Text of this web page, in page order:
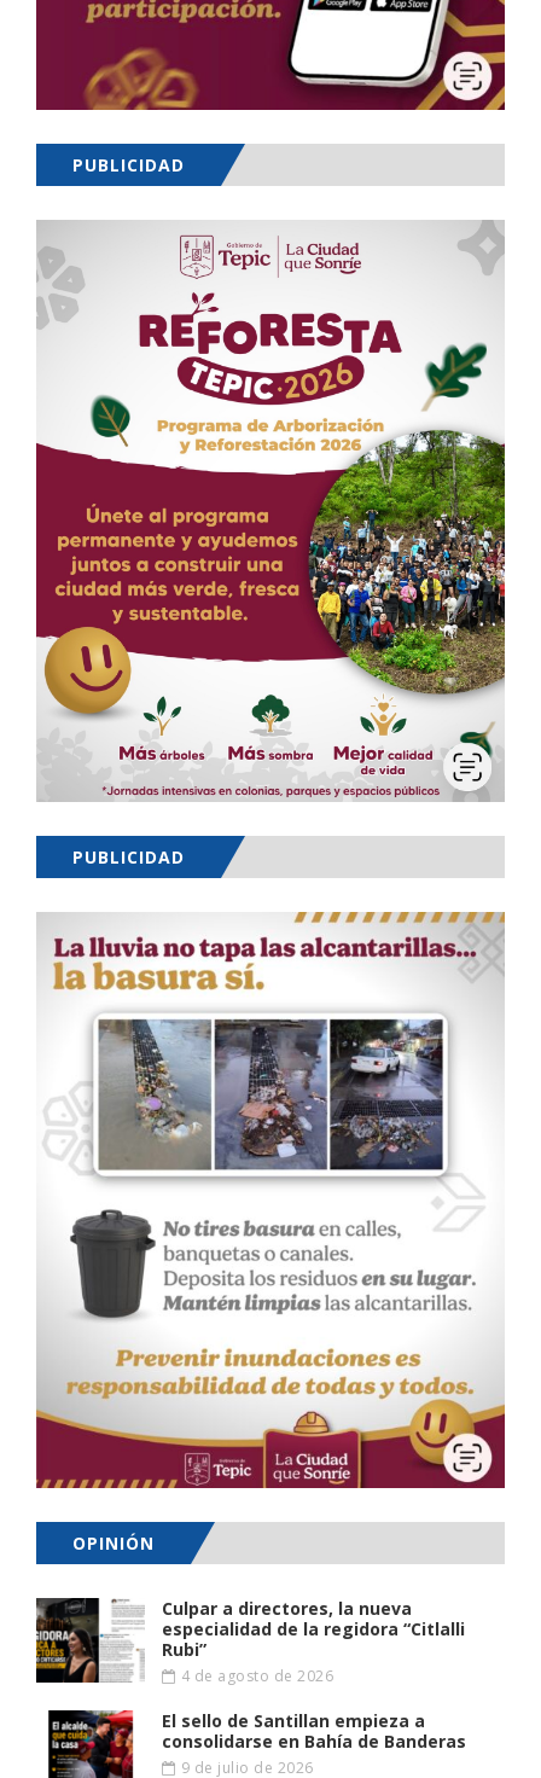
PUBLICIDAD
PUBLICIDAD
OPINIÓN
Culpar a directores, la nueva
especialidad de la regidora “Citlalli
Rubi”
4 de agosto de 2026
El sello de Santillan empieza a
consolidarse en Bahía de Banderas
9 de julio de 2026